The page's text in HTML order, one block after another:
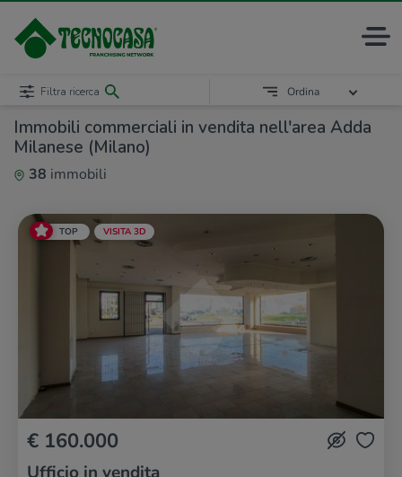
Immobili commerciali in vendita nell'area Adda
Milanese (Milano)
38 immobili
Filtra ricerca Ordina
TOP VISITA 3D
€ 160.000
Ufficio in vendita